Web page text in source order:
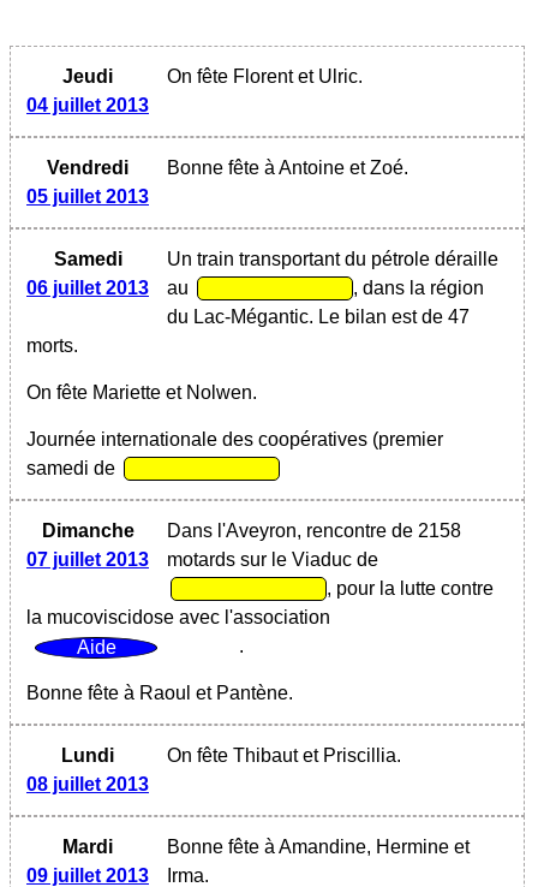
Jeudi
04 juillet 2013
On fête Florent et Ulric.
Vendredi
05 juillet 2013
Bonne fête à Antoine et Zoé.
Samedi
06 juillet 2013
Un train transportant du pétrole déraille
au
, dans la région
du Lac-Mégantic. Le bilan est de 47
morts.
On fête Mariette et Nolwen.
Journée internationale des coopératives (premier
samedi de
Dimanche
07 juillet 2013
Dans l'Aveyron, rencontre de 2158
motards sur le Viaduc de
, pour la lutte contre
la mucoviscidose avec l'association
.
Bonne fête à Raoul et Pantène.
Lundi
08 juillet 2013
On fête Thibaut et Priscillia.
Mardi
09 juillet 2013
Bonne fête à Amandine, Hermine et
Irma.